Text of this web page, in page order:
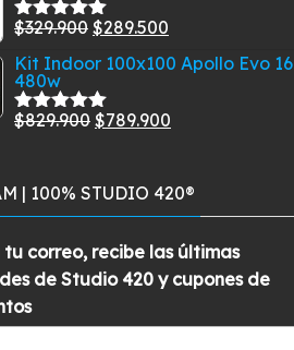
original
era:
$285.900.
actual
$259.700.
Valorado
5
$329.900 El
precio
era:
$329.900.
$289.500
precio
actual
$289.500.
Kit Indoor 100x100 Apollo Evo 16
480w
Valorado
$829.900 El
era:
$789.900
es:
| 100% STUDIO 420®
correo, recibe las últimas
de Studio 420 y cupones de